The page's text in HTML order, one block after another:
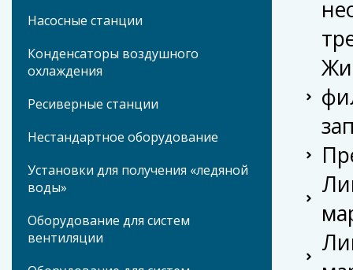
Насосные станции
Конденсаторы воздушного
охлаждения
Ресиверные станции
Нестандартное оборудование
Установки для получения «ледяной
воды»
Оборудование для систем
вентиляции